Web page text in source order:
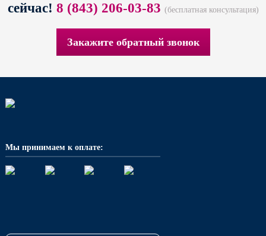
сейчас! 8 (843) 206-03-83 (бесплатная консультация)
Закажите обратный звонок
Мы принимаем к оплате: